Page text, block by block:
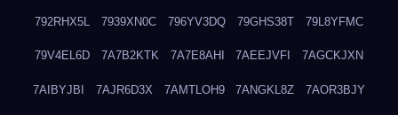
792RHX5L 7939XN0C 796YV3DQ 79GHS38T 79L8YFMC
79V4EL6D 7A7B2KTK 7A7E8AHI 7AEEJVFI 7AGCKJXN
7AIBYJBI 7AJR6D3X 7AMTLOH9 7ANGKL8Z 7AOR3BJY